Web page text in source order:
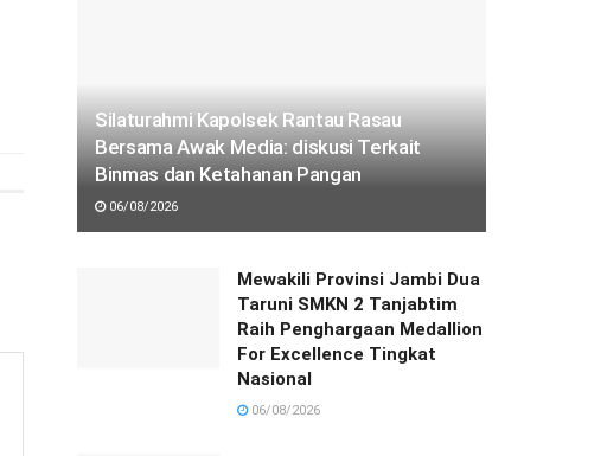
Silaturahmi Kapolsek Rantau Rasau
Bersama Awak Media: diskusi Terkait
Binmas dan Ketahanan Pangan
06/08/2026
Mewakili Provinsi Jambi Dua
Taruni SMKN 2 Tanjabtim
Raih Penghargaan Medallion
For Excellence Tingkat
Nasional
06/08/2026